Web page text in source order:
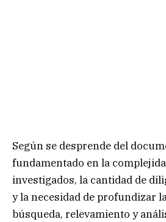
Según se desprende del
fundamentado en la
investigados, la cantidad de
y la necesidad de profundizar
búsqueda, relevamiento y